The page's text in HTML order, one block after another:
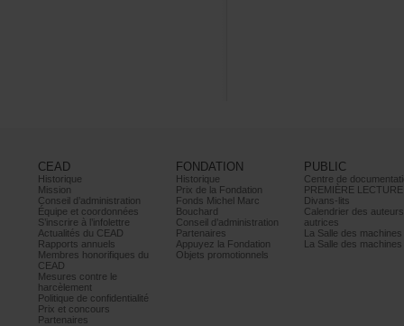
CEAD
Historique
Mission
Conseild’administration
Équipeetcoordonnées
S’inscrireàl’infolettre
ActualitésduCEAD
Rapportsannuels
Membreshonorifiquesdu
CEAD
Mesurescontrele
harcèlement
Politiquedeconfidentialité
Prixetconcours
Partenaires
FONDATION
Historique
PrixdelaFondation
FondsMichelMarc
Bouchard
Conseild’administration
Partenaires
AppuyezlaFondation
Objetspromotionnels
PUBLIC
PREMIÈRELECTURE
Divans-lits
autrices